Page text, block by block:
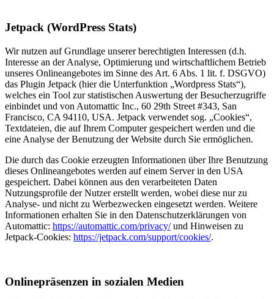
Jetpack (WordPress Stats)
Wir nutzen auf Grundlage unserer berechtigten Interessen (d.h.
Interesse an der Analyse, Optimierung und wirtschaftlichem Betrieb
unseres Onlineangebotes im Sinne des Art. 6 Abs. 1 lit. f. DSGVO)
das Plugin Jetpack (hier die Unterfunktion „Wordpress Stats“),
welches ein Tool zur statistischen Auswertung der Besucherzugriffe
einbindet und von Automattic Inc., 60 29th Street #343, San
Francisco, CA 94110, USA. Jetpack verwendet sog. „Cookies“,
Textdateien, die auf Ihrem Computer gespeichert werden und die
eine Analyse der Benutzung der Website durch Sie ermöglichen.
Die durch das Cookie erzeugten Informationen über Ihre Benutzung
dieses Onlineangebotes werden auf einem Server in den USA
gespeichert. Dabei können aus den verarbeiteten Daten
Nutzungsprofile der Nutzer erstellt werden, wobei diese nur zu
Analyse- und nicht zu Werbezwecken eingesetzt werden. Weitere
Informationen erhalten Sie in den Datenschutzerklärungen von
Automattic: https://automattic.com/privacy/und Hinweisen zu
Jetpack-Cookies: https://jetpack.com/support/cookies/.
Onlinepräsenzen in sozialen Medien